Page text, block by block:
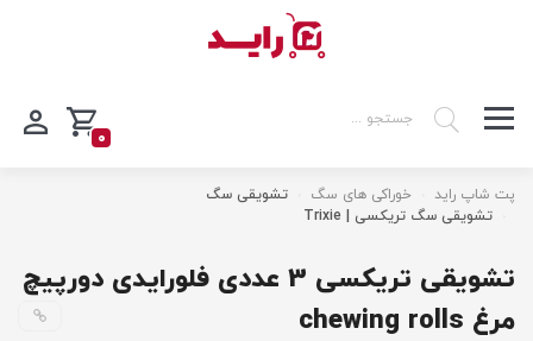
0
پت شاپ راید خوراکی های سگ
تشویقی سگ
تشویقی سگ تریکسی | Trixie
تشویقی تریکسی 3 عددی فلورایدی دورپیچ
مرغ chewing rolls